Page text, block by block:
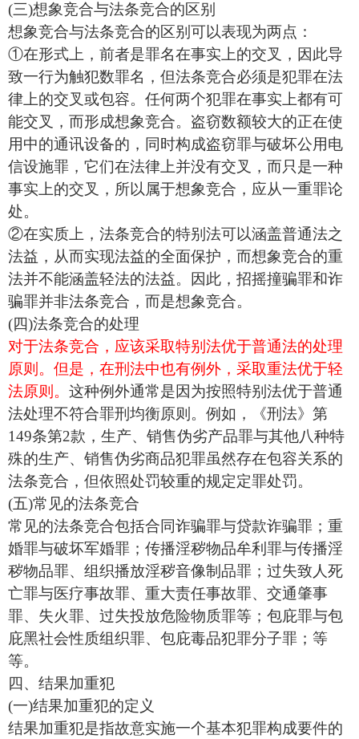
(三)想象竞合与法条竞合的区别
想象竞合与法条竞合的区别可以表现为两点：
①在形式上，前者是罪名在事实上的交叉，因此导
致一行为触犯数罪名，但法条竞合必须是犯罪在法
律上的交叉或包容。任何两个犯罪在事实上都有可
能交叉，而形成想象竞合。盗窃数额较大的正在使
用中的通讯设备的，同时构成盗窃罪与破坏公用电
信设施罪，它们在法律上并没有交叉，而只是一种
事实上的交叉，所以属于想象竞合，应从一重罪论
处。
②在实质上，法条竞合的特别法可以涵盖普通法之
法益，从而实现法益的全面保护，而想象竞合的重
法并不能涵盖轻法的法益。因此，招摇撞骗罪和诈
骗罪并非法条竞合，而是想象竞合。
(四)法条竞合的处理
对于法条竞合，应该采取特别法优于普通法的处理
原则。但是，在刑法中也有例外，采取重法优于轻
法原则。 这种例外通常是因为按照特别法优于普通
法处理不符合罪刑均衡原则。例如，《刑法》第
149条第2款，生产、销售伪劣产品罪与其他八种特
殊的生产、销售伪劣商品犯罪虽然存在包容关系的
法条竞合，但依照处罚较重的规定定罪处罚。
(五)常见的法条竞合
常见的法条竞合包括合同诈骗罪与贷款诈骗罪；重
婚罪与破坏军婚罪；传播淫秽物品牟利罪与传播淫
秽物品罪、组织播放淫秽音像制品罪；过失致人死
亡罪与医疗事故罪、重大责任事故罪、交通肇事
罪、失火罪、过失投放危险物质罪等；包庇罪与包
庇黑社会性质组织罪、包庇毒品犯罪分子罪；等
等。
四、结果加重犯
(一)结果加重犯的定义
结果加重犯是指故意实施一个基本犯罪构成要件的